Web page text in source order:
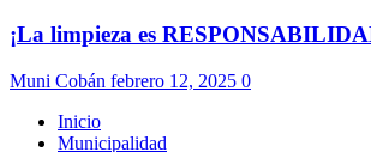
¡La limpieza es
Muni Cobán febrero 12, 2025 0
Inicio
Municipalidad